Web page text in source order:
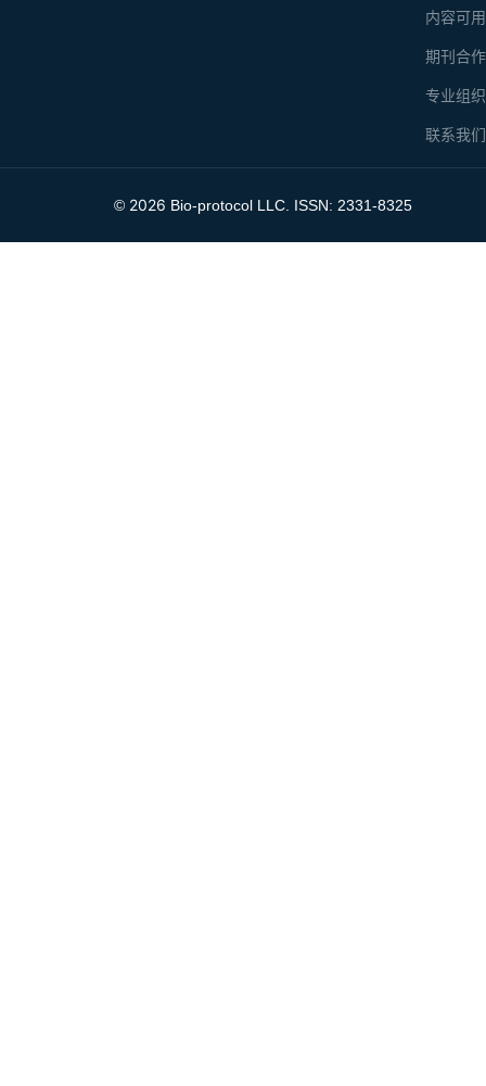
内容可
期刊合
专业组
联系我们
© 2026 Bio-protocol LLC. ISSN: 2331-8325